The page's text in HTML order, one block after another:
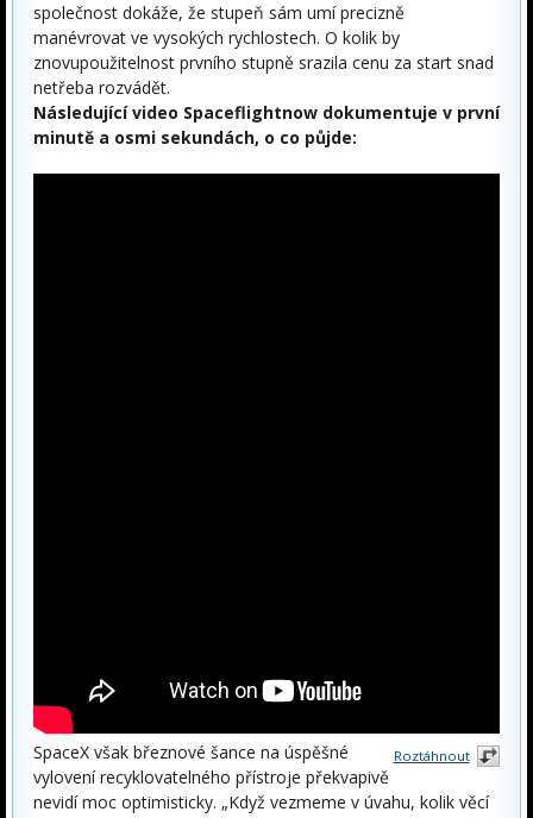
společnost dokáže, že stupeň sám umí precizně
manévrovat ve vysokých rychlostech. O kolik by
znovupoužitelnost prvního stupně srazila cenu za start snad
netřeba rozvádět.
Následující video Spaceflightnow dokumentuje v první
minutě a osmi sekundách, o co půjde:
Roztáhnout
SpaceX však březnové šance na úspěšné
vylovení recyklovatelného přístroje překvapivě
nevidí moc optimisticky. „Když vezmeme v úvahu, kolik věcí